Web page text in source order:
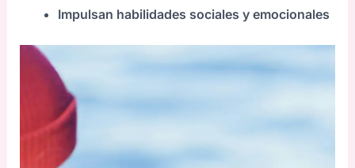
Impulsan habilidades sociales y emocionales